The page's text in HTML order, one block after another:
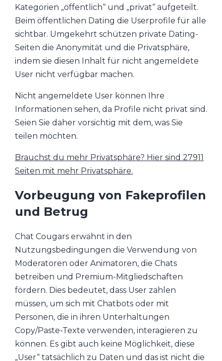
Kategorien „öffentlich“ und „privat“ aufgeteilt.
Beim öffentlichen Dating die Userprofile für alle
sichtbar. Umgekehrt schützen private Dating-
Seiten die Anonymität und die Privatsphäre,
indem sie diesen Inhalt für nicht angemeldete
User nicht verfügbar machen.
Nicht angemeldete User können Ihre
Informationen sehen, da Profile nicht privat sind.
Seien Sie daher vorsichtig mit dem, was Sie
teilen möchten.
Brauchst du mehr Privatsphäre? Hier sind 27911
Seiten mit mehr Privatsphäre.
Vorbeugung von Fakeprofilen
und Betrug
Chat Cougars erwähnt in den
Nutzungsbedingungen die Verwendung von
Moderatoren oder Animatoren, die Chats
betreiben und Premium-Mitgliedschaften
fördern. Dies bedeutet, dass User zahlen
müssen, um sich mit Chatbots oder mit
Personen, die in ihren Unterhaltungen
Copy/Paste-Texte verwenden, interagieren zu
können. Es gibt auch keine Möglichkeit, diese
„User“ tatsächlich zu Daten und das ist nicht die